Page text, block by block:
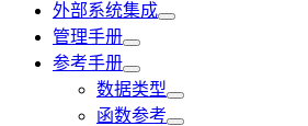
外部系统集成
管理手册
参考手册
数据类型
函数参考